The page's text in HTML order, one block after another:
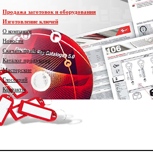
Продажа заготовок и оборудования
Изготовление ключей
О компании
Новости
Скачать прайс-лист
Каталог продукции
Мастерские
Глоссарий
Контакты